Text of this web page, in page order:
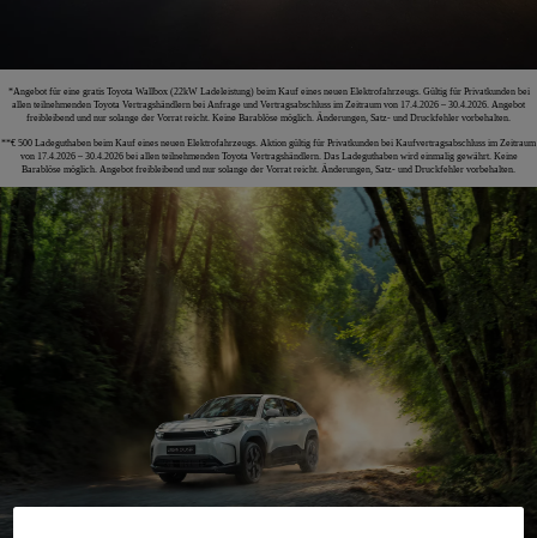
*Angebot für eine gratis Toyota Wallbox (22kW Ladeleistung) beim Kauf eines neuen Elektrofahrzeugs. Gültig für Privatkunden bei
allen teilnehmenden Toyota Vertragshändlern bei Anfrage und Vertragsabschluss im Zeitraum von 17.4.2026 – 30.4.2026. Angebot
freibleibend und nur solange der Vorrat reicht. Keine Barablöse möglich. Änderungen, Satz- und Druckfehler vorbehalten.
**€ 500 Ladeguthaben beim Kauf eines neuen Elektrofahrzeugs. Aktion gültig für Privatkunden bei Kaufvertragsabschluss im Zeitraum
von 17.4.2026 – 30.4.2026 bei allen teilnehmenden Toyota Vertragshändlern. Das Ladeguthaben wird einmalig gewährt. Keine
Barablöse möglich. Angebot freibleibend und nur solange der Vorrat reicht. Änderungen, Satz- und Druckfehler vorbehalten.